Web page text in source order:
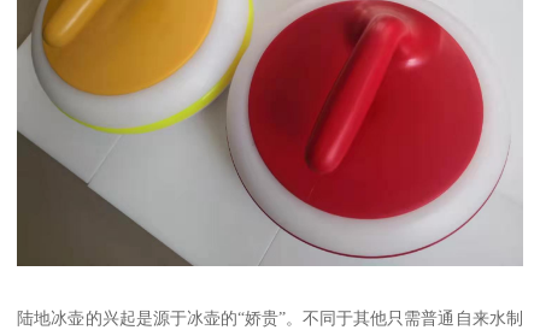
陆地冰壶的兴起是源于冰壶的“娇贵”。不同于其他只需普通自来水制